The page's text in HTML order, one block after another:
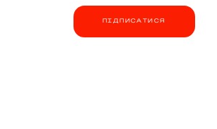
ПІДПИСАТИСЯ